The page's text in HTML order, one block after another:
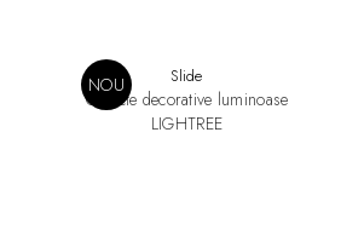
NOU Slide
Oblecte decorative luminoase
LIGHTREE